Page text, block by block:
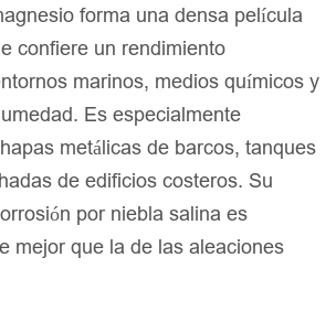
forma una densa película
confiere un rendimiento
marinos, medios químicos y
Es especialmente
metálicas de barcos, tanques
de edificios costeros. Su
por niebla salina es
mejor que la de las aleaciones